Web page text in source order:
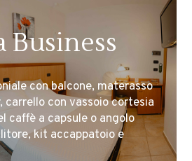
Business
con balcone, materasso
, carrello con vassoio cortesia
caffè a capsule o angolo
re, kit accappatoio e